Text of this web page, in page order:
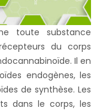
toute substance
du corps
Il en
endogènes, les
de synthèse. Les
dans le corps, les